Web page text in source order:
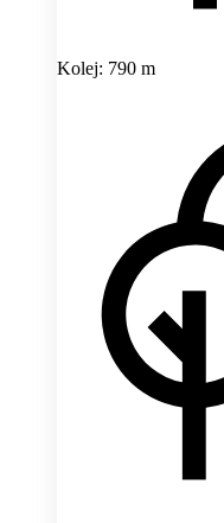
Kolej: 790 m